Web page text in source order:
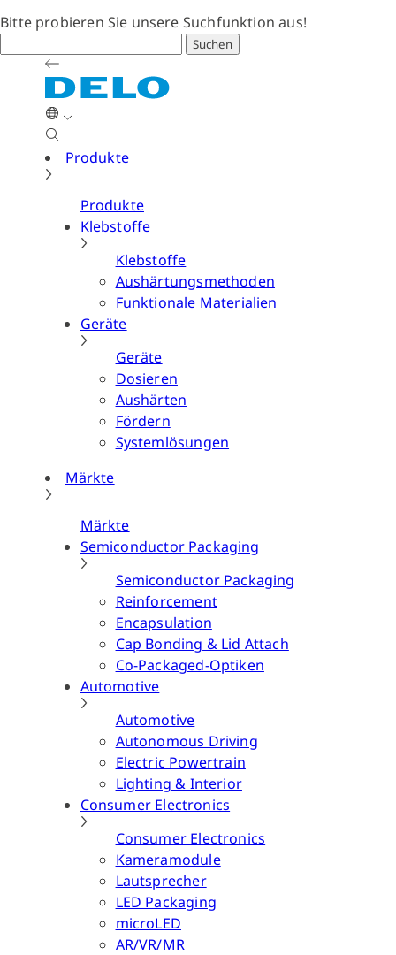
Bitte probieren Sie unsere Suchfunktion aus!
Suchen
Produkte
Produkte
Klebstoffe
Klebstoffe
Aushärtungsmethoden
Funktionale Materialien
Geräte
Geräte
Dosieren
Aushärten
Fördern
Systemlösungen
Märkte
Märkte
Semiconductor Packaging
Semiconductor Packaging
Reinforcement
Encapsulation
Cap Bonding & Lid Attach
Co-Packaged-Optiken
Automotive
Automotive
Autonomous Driving
Electric Powertrain
Lighting & Interior
Consumer Electronics
Consumer Electronics
Kameramodule
Lautsprecher
LED Packaging
microLED
AR/VR/MR